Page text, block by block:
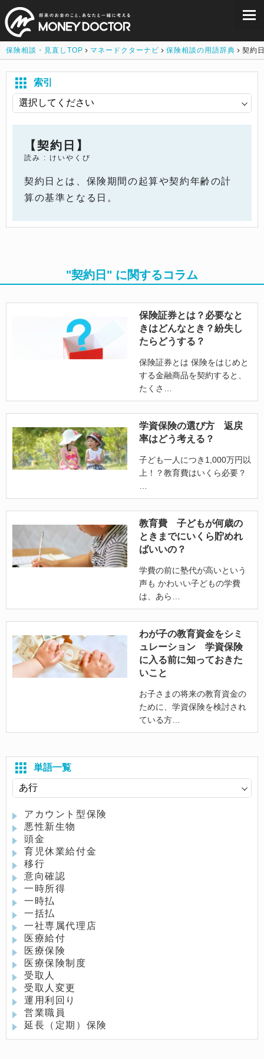
保険相談・見直しTOP マネードクターナビ 保険相談の用語辞典 契約
索引
【契約日】
読み : けいやくび
契約日とは、保険期間の起算や契約年齢の計
算の基準となる日。
"契約日" に関するコラム
保険証券とは？必要なと
きはどんなとき？紛失し
たらどうする？
保険証券とは 保険をはじめと
する金融商品を契約すると、
たくさ
学資保険の選び方 返戻
率はどう考える？
子ども一人につき1,000万円以
上！？教育費はいくら必要？
教育費 子どもが何歳の
ときまでにいくら貯めれ
ばいいの？
学費の前に塾代が高いという
声も かわいい子どもの学費
は、あら
わが子の教育資金をシミ
ュレーション 学資保険
に入る前に知っておきた
いこと
お子さまの将来の教育資金の
ために、学資保険を検討され
ている方
単語一覧
アカウント型保険
悪性新生物
頭金
育児休業給付金
移行
意向確認
一時所得
一時払
一括払
一社専属代理店
医療給付
医療保険
医療保険制度
受取人
受取人変更
運用利回り
営業職員
延長（定期）保険